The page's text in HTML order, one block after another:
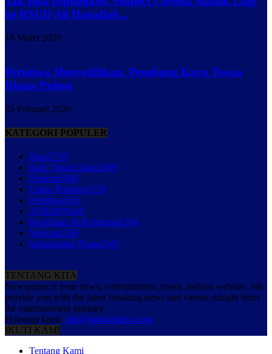
ke RSUD Ali Hanafiah...
18 Maret 2020
Peristiwa Menyedihkan, Penebang Kayu Tewas
Diatas Pohon
25 Februari 2020
KATEGORI POPULER
Baru5718
Kab. Tanah Datar2669
Hukrim1980
Lintas Propinsi1158
Peristiwa656
ATR/BPN445
Kesehatan & Kebugaran394
Nasional358
Sabanakaba Nagari345
TENTANG KITA
Newspaper is your news, entertainment, music fashion website. We
provide you with the latest breaking news and videos straight from
the entertainment industry.
Hubungi kami: info@sabanakaba.com
IKUTI KAMI
Tentang Kami